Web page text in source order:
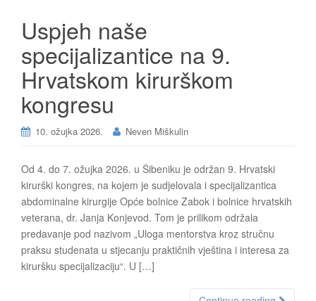
Uspjeh naše
specijalizantice na 9.
Hrvatskom kirurškom
kongresu
10. ožujka 2026. Neven Miškulin
Od 4. do 7. ožujka 2026. u Šibeniku je održan 9. Hrvatski
kirurški kongres, na kojem je sudjelovala i specijalizantica
abdominalne kirurgije Opće bolnice Zabok i bolnice hrvatskih
veterana, dr. Janja Konjevod. Tom je prilikom održala
predavanje pod nazivom „Uloga mentorstva kroz stručnu
praksu studenata u stjecanju praktičnih vještina i interesa za
kiruršku specijalizaciju“. U […]